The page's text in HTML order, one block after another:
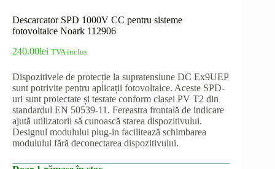
Descarcator SPD 1000V CC pentru sisteme
fotovoltaice Noark 112906
240.00lei TVA inclus
Dispozitivele de protecție la supratensiune DC Ex9UEP
sunt potrivite pentru aplicații fotovoltaice. Aceste SPD-
uri sunt proiectate și testate conform clasei PV T2 din
standardul EN 50539-11. Fereastra frontală de indicare
ajută utilizatorii să cunoască starea dispozitivului.
Designul modulului plug-in facilitează schimbarea
modulului fără deconectarea dispozitivului.